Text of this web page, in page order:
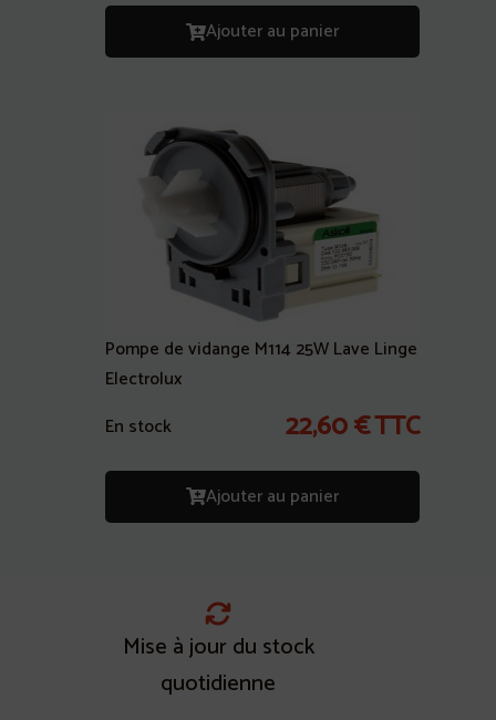
Ajouter au panier
Pompe de vidange M114 25W Lave Linge
Electrolux
En stock
22,60€TTC
Ajouter au panier
Mise à jour du stock
quotidienne